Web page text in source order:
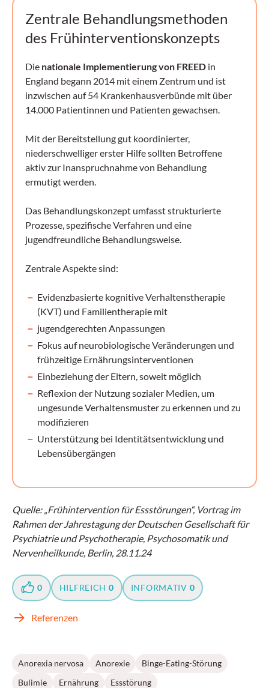
Zentrale Behandlungsmethoden
des Frühinterventionskonzepts
Die nationale Implementierung von FREED in
England begann 2014 mit einem Zentrum und ist
inzwischen auf 54 Krankenhausverbünde mit über
14.000 Patientinnen und Patienten gewachsen.
Mit der Bereitstellung gut koordinierter,
niederschwelliger erster Hilfe sollten Betroffene
aktiv zur Inanspruchnahme von Behandlung
ermutigt werden.
Das Behandlungskonzept umfasst strukturierte
Prozesse, spezifische Verfahren und eine
jugendfreundliche Behandlungsweise.
Zentrale Aspekte sind:
Evidenzbasierte kognitive Verhaltenstherapie
(KVT) und Familientherapie mit
jugendgerechten Anpassungen
Fokus auf neurobiologische Veränderungen und
frühzeitige Ernährungsinterventionen
Einbeziehung der Eltern, soweit möglich
Reflexion der Nutzung sozialer Medien, um
ungesunde Verhaltensmuster zu erkennen und zu
modifizieren
Unterstützung bei Identitätsentwicklung und
Lebensübergängen
Quelle: „Frühintervention für Essstörungen“, Vortrag im
Rahmen der Jahrestagung der Deutschen Gesellschaft für
Psychiatrie und Psychotherapie, Psychosomatik und
Nervenheilkunde, Berlin, 28.11.24
0 HILFREICH 0 INFORMATIV 0
Referenzen
Anorexia nervosa Anorexie
Binge-Eating-Störung
Bulimie
Ernährung Essstörung